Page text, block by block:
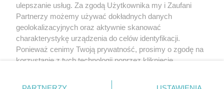
O nas
ulepszanie usług. Za zgodą Użytkownika my i Zaufani
Partnerzy możemy używać dokładnych danych
geolokalizacyjnych oraz aktywnie skanować
charakterystykę urządzenia do celów identyfikacji.
Ponieważ cenimy Twoją prywatność, prosimy o zgodę na
korzystanie z tych technologii poprzez kliknięcie
zmienić/wycofać klikając przycisk ustawień prywatności